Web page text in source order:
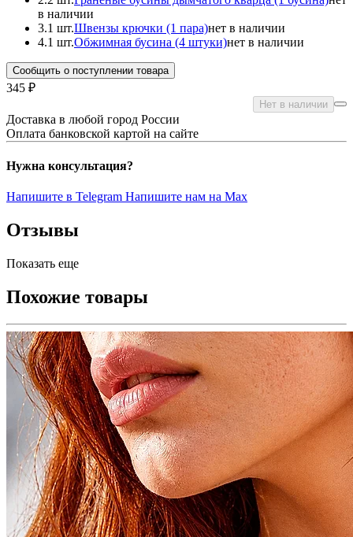
в наличии
3.1 шт.Швензы крючки (1 пара)нет в наличии
4.1 шт.Обжимная бусина (4 штуки)нет в наличии
Сообщить о поступлении товара
345 ₽
Нет в наличии
Доставка в любой город России
Оплата банковской картой на сайте
Нужна консультация?
Напишите в Telegram Напишите нам на Max
Отзывы
Показать еще
Похожие товары